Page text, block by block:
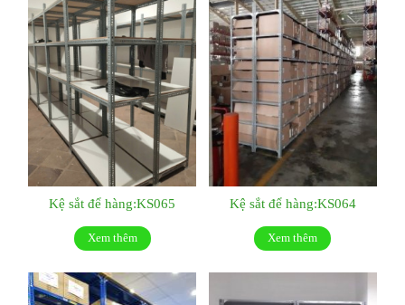
Kệ sắt để hàng:KS065
Xem thêm
Kệ sắt để hàng:KS064
Xem thêm